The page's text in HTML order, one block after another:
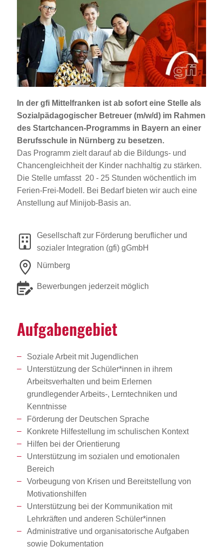
Jobportal
Presse und Medien
bbw e. V.
Karriere
Presse
News Archiv
In der gfi Mittelfranken ist ab sofort eine Stelle als
Sozialpädagogischer Betreuer (m/w/d)im Rahmen
des Startchancen-Programmsin Bayern an einer
Berufsschule in Nürnberg zu besetzen.
Das Programm zielt darauf ab die Bildungs- und
Chancengleichheit der Kinder nachhaltig zu stärken.
Die Stelle umfasst 20 - 25 Stunden wöchentlich im
Ferien-Frei-Modell. Bei Bedarf bieten wir auch eine
Anstellung auf Minijob-Basis an.
Gesellschaft zur Förderung beruflicher und
sozialer Integration (gfi) gGmbH
Nürnberg
Bewerbungen jederzeit möglich
Aufga­ben­ge­biet
Soziale Arbeit mit Jugendlichen
Unterstützung der Schüler*innen in ihrem
Arbeitsverhalten und beim Erlernen
grundlegender Arbeits-, Lerntechniken und
Kenntnisse
Förderung der Deutschen Sprache
Konkrete Hilfestellung im schulischen Kontext
Hilfen bei der Orientierung
Unterstützung im sozialen und emotionalen
Bereich
Vorbeugung von Krisen und Bereitstellung von
Motivationshilfen
Unterstützung bei der Kommunikation mit
Lehrkräften und anderen Schüler*innen
Administrative und organisatorische Aufgaben
sowie Dokumentation